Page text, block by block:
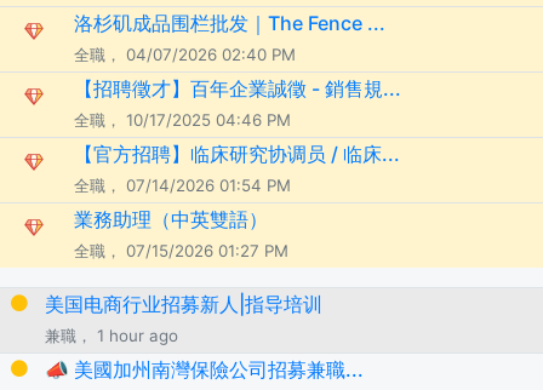
洛杉矶成品围栏批发｜The Fence ...
全職， 04/07/2026 02:40 PM
【招聘徵才】百年企業誠徵 - 銷售規...
全職， 10/17/2025 04:46 PM
【官方招聘】临床研究协调员 / 临床...
全職， 07/14/2026 01:54 PM
業務助理（中英雙語）
全職， 07/15/2026 01:27 PM
美国电商行业招募新人|指导培训
兼職， 1 hour ago
📣 美國加州南灣保險公司招募兼職...